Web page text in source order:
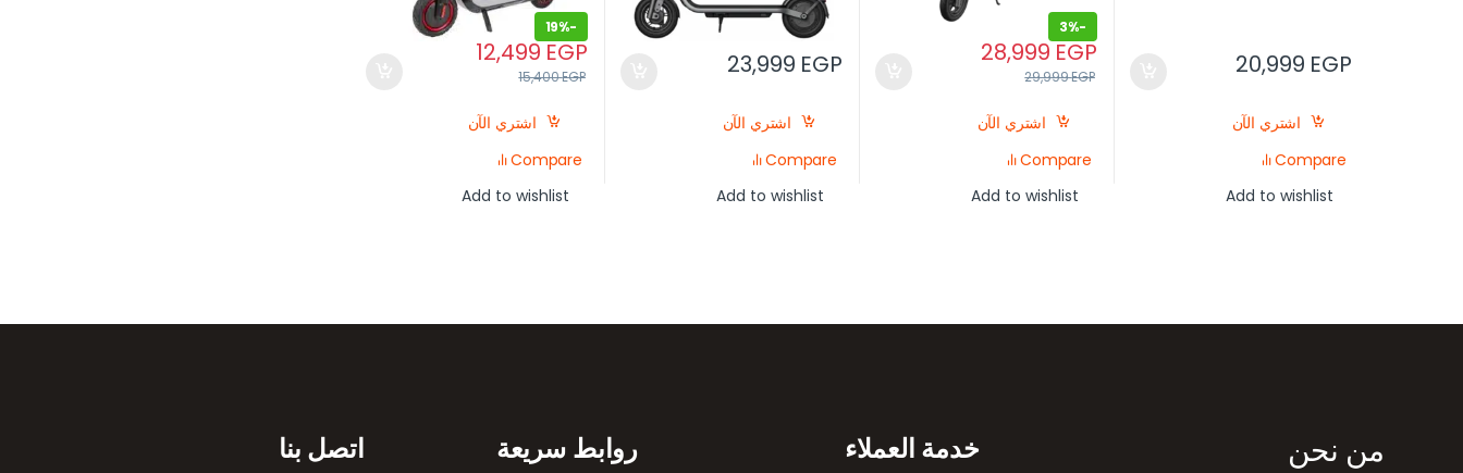
20,999 EGP
اشتري الآن
Compare
Add to wishlist
-
3%
28,999EGP
29,999EGP
اشتري الآن
Compare
Add to wishlist
23,999 EGP
اشتري الآن
Compare
Add to wishlist
-
19%
12,499EGP
15,400EGP
اشتري الآن
Compare
Add to wishlist
من نحن خدمة العملاء روابط سريعة اتصل بنا